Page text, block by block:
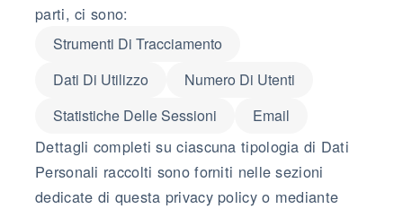
parti, ci sono:
Strumenti Di Tracciamento
Dati Di Utilizzo
Numero Di Utenti
Statistiche Delle Sessioni
Email
Dettagli completi su ciascuna tipologia di Dati
Personali raccolti sono forniti nelle sezioni
dedicate di questa privacy policy o mediante